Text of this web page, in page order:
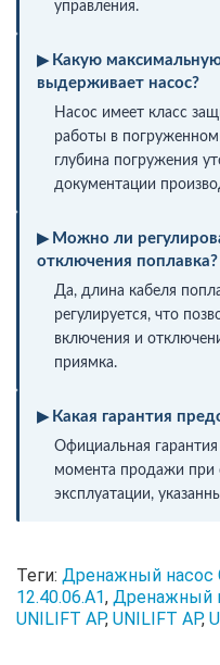
управления.
Какую
выдерживает насос?
Насос имеет класс
работы в
глубина погружения
документации
Можно ли
отключения поплавка?
Да, длина кабеля
регулируется, что
включения и
приямка.
Какая гарантия
Официальная
момента продажи при
эксплуатации,
Теги: Дренажный насос
12.40.06.A1, Дренажный
UNILIFT AP, UNILIFT AP,